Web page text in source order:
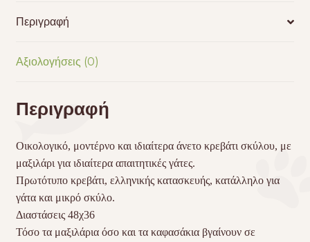
Περιγραφή
Αξιολογήσεις (0)
Περιγραφή
Οικολογικό, μοντέρνο και ιδιαίτερα άνετο κρεβάτι σκύλου, με
μαξιλάρι για ιδιαίτερα απαιτητικές γάτες.
Πρωτότυπο κρεβάτι, ελληνικής κατασκευής, κατάλληλο για
γάτα και μικρό σκύλο.
Διαστάσεις 48χ36
Τόσο τα μαξιλάρια όσο και τα καφασάκια βγαίνουν σε